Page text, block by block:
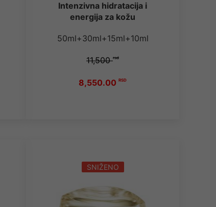
Intenzivna hidratacija i
energija za kožu
50ml+30ml+15ml+10ml
11,500rsd
8,550.00 RSD
SNIŽENO